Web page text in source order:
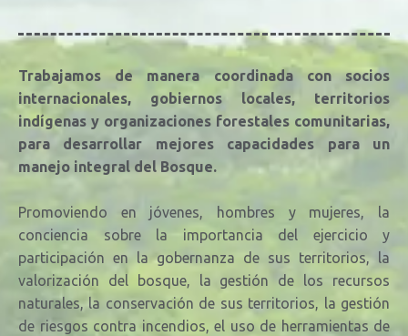
Trabajamos de manera coordinada con socios
internacionales, gobiernos locales, territorios
indígenas y organizaciones forestales comunitarias,
para desarrollar mejores capacidades para un
manejo integral del Bosque.
Promoviendo en jóvenes, hombres y mujeres, la
conciencia sobre la importancia del ejercicio y
participación en la gobernanza de sus territorios, la
valorización del bosque, la gestión de los recursos
naturales, la conservación de sus territorios, la gestión
de riesgos contra incendios, el uso de herramientas de